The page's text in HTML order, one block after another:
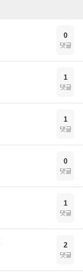
0
댓글
1
댓글
1
댓글
0
댓글
1
댓글
2
댓글